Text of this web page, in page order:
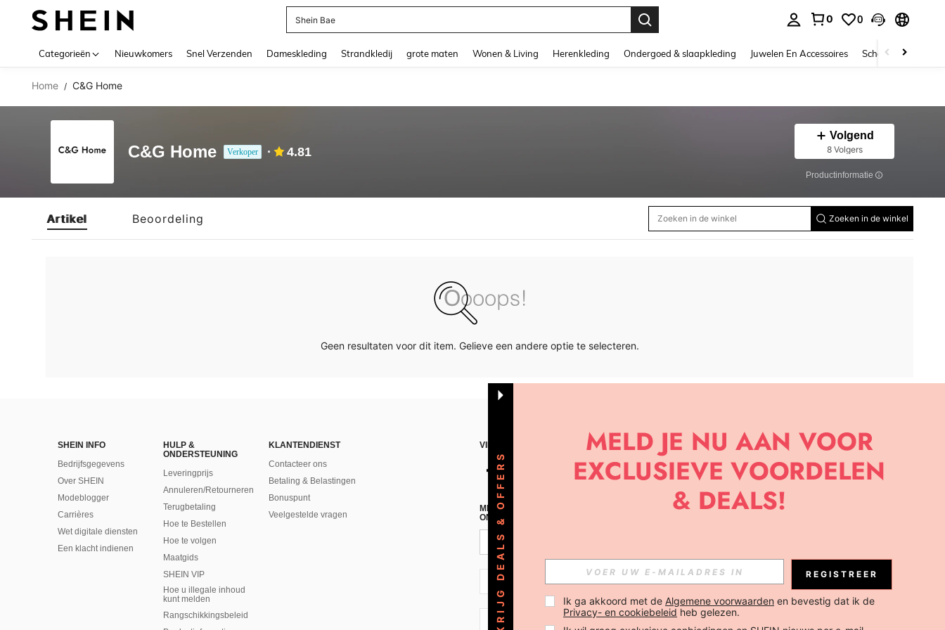
Shein Bae
0 0
Categorieën Nieuwkomers Snel Verzenden Dameskleding Strandkledij grote maten Wonen & Living Herenkleding Ondergoed & slaapkleding Juwelen En Accessoires Schoonheid &
Home / C&G Home
C&G Home Verkoper 4.81
Volgend
8 Volgers
Productinformatie
Artikel Beoordeling Zoeken in de winkel
Geen resultaten voor dit item. Gelieve een andere optie te selecteren.
SHEIN INFO
Bedrijfsgegevens
Over SHEIN
Modeblogger
Carrières
Wet digitale diensten
Een klacht indienen
HULP &
ONDERSTEUNING
Leveringprijs
Annuleren/Retourneren
Terugbetaling
Hoe te Bestellen
Hoe te volgen
Maatgids
SHEIN VIP
Hoe u illegale inhoud
kunt melden
Rangschikkingsbeleid
KLANTENDIENST
Contacteer ons
Betaling & Belastingen
Bonuspunt
Veelgestelde vragen
VIND ONS
MELD JE A AN VOOR ONZE NIEUWSBRIEF OM DE LAATSTE NIEUWE TRENDS EN KORTINGEN TE
ONTVANGEN!(AFMELDEN IS MOGELIJK ELK MOMENT).
NL + 31
NL + 31
KRIJG DEALS & OFFERS REGISTREER
Ik ga akkoord met de Algemene voorwaarden en bevestig dat ik de
Privacy- en cookiebeleid heb gelezen.